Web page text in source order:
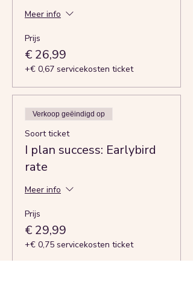
Meer info
Prijs
€ 26,99
+€ 0,67 servicekosten ticket
Verkoop geëindigd op
Soort ticket
I plan success: Earlybird
rate
Meer info
Prijs
€ 29,99
+€ 0,75 servicekosten ticket